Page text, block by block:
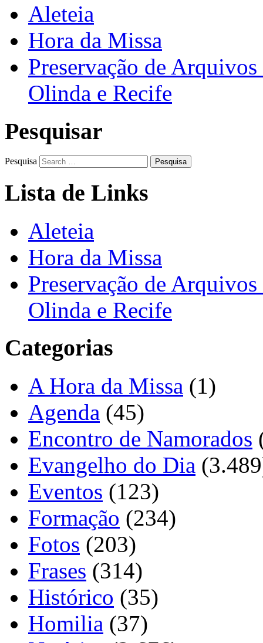
Aleteia
Hora da Missa
Preservação de
Olinda e Recife
Pesquisar
Pesquisa
Lista de Links
Aleteia
Hora da Missa
Preservação de
Olinda e Recife
Categorias
A Hora da Missa (1)
Agenda (45)
Encontro de Namorados
Evangelho do Dia
Eventos (123)
Formação (234)
Fotos (203)
Frases (314)
Histórico (35)
Homilia (37)